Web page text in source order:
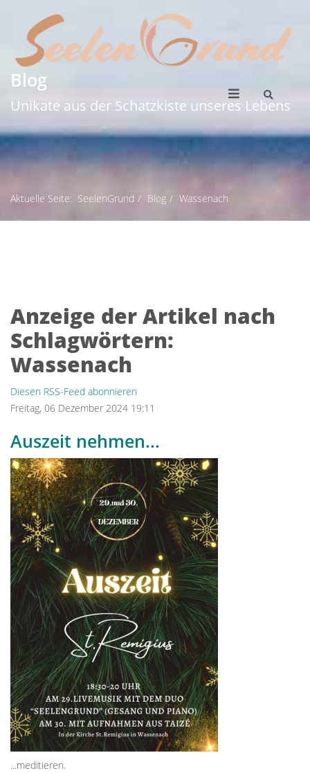
Blog
Unikate aus der Schatzkiste unseres Lebens
Aktuelle Seite: SeelenGrund Blog Wassenach
Anzeige der Artikel nach
Schlagwörtern:
Wassenach
Diesen RSS-Feed abonnieren
Freitag, 06 Dezember 2024 19:11
Auszeit nehmen...
...meditieren.